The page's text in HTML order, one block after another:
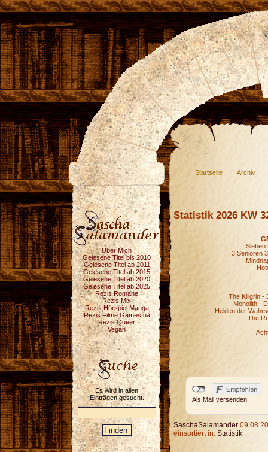
Startseite Archiv
Über Mich
Gelesene Titel bis 2010
Gelesene Titel ab 2011
Gelesene Titel ab 2015
Gelesene Titel ab 2020
Gelesene Titel ab 2025
Rezis Romane
Rezis Mix
Rezis Hörspiel Manga
Rezis Filme Games ua
Rezis Queer
Vegan
Es wird in allen
Einträgen gesucht.
Statistik 2026 KW
Sieben
3 Senioren
The Killgrin -
Monolith -
Helden der
The
Als Mail versenden
SaschaSalamander
einsortiert in: Statistik